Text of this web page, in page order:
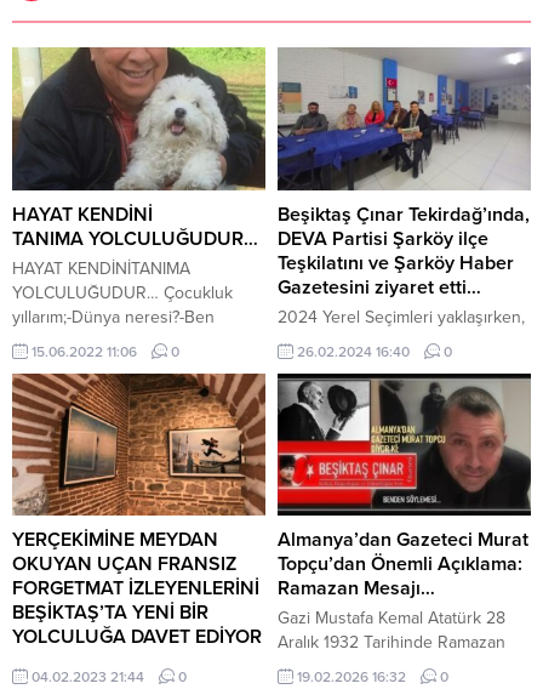
HAYAT KENDİNİ
TANIMA YOLCULUĞUDUR…
HAYAT KENDİNİTANIMA
YOLCULUĞUDUR… Çocukluk
yıllarım;-Dünya neresi?-Ben
kimim?-Neden yaşıyorum?-Neden
öleceğim?…Sonraki yıllarda;-Üç
noktayım yan yana;-Doğum,
yaşam ölüm……Sonraki yıllarda;-
Hayat belki de kendini tanıma,
geliştirme, olgunlaştırma
yolculuğudur……Bu aşamalardan
sonra vardığım sonuçlar şunlardı;-
Hayatta başarılı olan;-Hayatta
mutlu olanlar;-Hayatını eserleriyle
süsleyenler;-Kendini iyi
tanıyanlardır…Ya da en azından
böyle düşünebilenlerdir……Bu
ise;Çevrelerindeki gizli
15.06.2022 11:06 0
Beşiktaş Çınar Tekirdağ’ında,
DEVA Partisi Şarköy ilçe
Teşkilatını ve Şarköy Haber
Gazetesini ziyaret etti…
2024 Yerel Seçimleri yaklaşırken,
Beşiktaş Çınar Gazetesi, DEVA
Partisi’ni ve Şarköy İlçe Teşkilatını
ziyaret etti. Aynı zamanda Şarköy
Haber Gazetesi Nuri Çağlar’ı da
ziyaret eden ekip, seçim öncesi
çalışmalar hakkında bilgi
alışverişinde bulundu.”
26.02.2024 16:40 0
YERÇEKİMİNE MEYDAN
OKUYAN UÇAN FRANSIZ
FORGETMAT İZLEYENLERİNİ
BEŞİKTAŞ’TA YENİ BİR
YOLCULUĞA DAVET EDİYOR
Dans, performans, fotoğraf,
04.02.2023 21:44 0
Almanya’dan Gazeteci Murat
Topçu’dan Önemli Açıklama:
Ramazan Mesajı…
Gazi Mustafa Kemal Atatürk 28
Aralık 1932 Tarihinde Ramazan
Ayı Başlamadan 1 Gün Önce
19.02.2026 16:32 0